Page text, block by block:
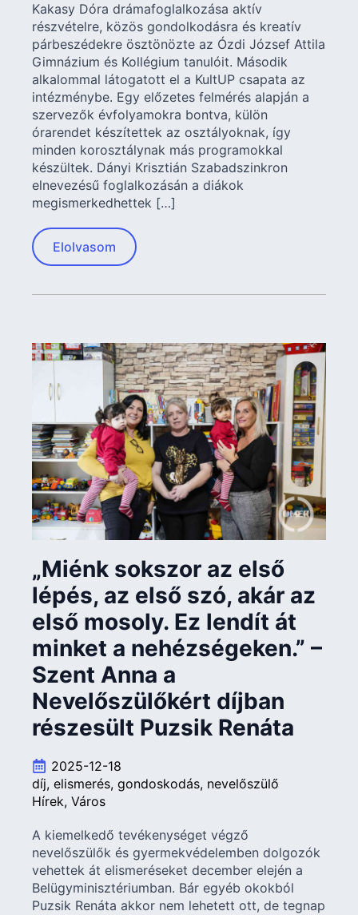
Kakasy Dóra drámafoglalkozása aktív
részvételre, közös gondolkodásra és kreatív
párbeszédekre ösztönözte az Ózdi József Attila
Gimnázium és Kollégium tanulóit. Második
alkalommal látogatott el a KultUP csapata az
intézménybe. Egy előzetes felmérés alapján a
szervezők évfolyamokra bontva, külön
órarendet készítettek az osztályoknak, így
minden korosztálynak más programokkal
készültek. Dányi Krisztián Szabadszinkron
elnevezésű foglalkozásán a diákok
megismerkedhettek […]
Elolvasom
„Miénk sokszor az első
lépés, az első szó, akár az
első mosoly. Ez lendít át
minket a nehézségeken.” –
Szent Anna a
Nevelőszülőkért díjban
részesült Puzsik Renáta
2025-12-18
díj elismerés gondoskodás nevelőszülő
Hírek Város
A kiemelkedő tevékenységet végző
nevelőszülők és gyermekvédelemben dolgozók
vehettek át elismeréseket december elején a
Belügyminisztériumban. Bár egyéb okokból
Puzsik Renáta akkor nem lehetett ott, de tegnap